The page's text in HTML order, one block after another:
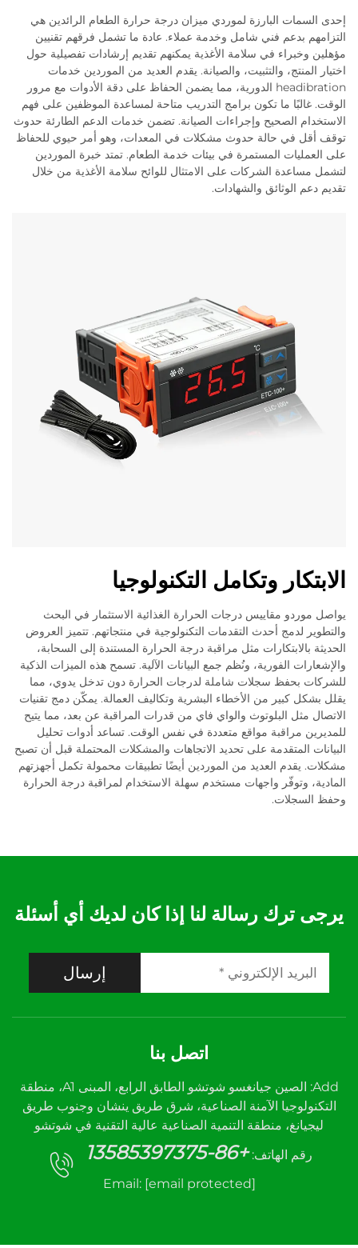
إحدى السمات البارزة لموردي ميزان درجة حرارة الطعام الرائدين هي
التزامهم بدعم فني شامل وخدمة عملاء. عادة ما تشمل فرقهم تقنيين
مؤهلين وخبراء في سلامة الأغذية يمكنهم تقديم إرشادات تفصيلية حول
اختيار المنتج، والتثبيت، والصيانة. يقدم العديد من الموردين خدمات
headibration الدورية، مما يضمن الحفاظ على دقة الأدوات مع مرور
الوقت. غالبًا ما تكون برامج التدريب متاحة لمساعدة الموظفين على فهم
الاستخدام الصحيح وإجراءات الصيانة. تضمن خدمات الدعم الطارئة حدوث
توقف أقل في حالة حدوث مشكلات في المعدات، وهو أمر حيوي للحفاظ
على العمليات المستمرة في بيئات خدمة الطعام. تمتد خبرة الموردين
لتشمل مساعدة الشركات على الامتثال للوائح سلامة الأغذية من خلال
تقديم دعم الوثائق والشهادات.
الابتكار وتكامل التكنولوجيا
يواصل موردو مقاييس درجات الحرارة الغذائية الاستثمار في البحث
والتطوير لدمج أحدث التقدمات التكنولوجية في منتجاتهم. تتميز العروض
الحديثة بالابتكارات مثل مراقبة درجة الحرارة المستندة إلى السحابة،
والإشعارات الفورية، ونُظم جمع البيانات الآلية. تسمح هذه الميزات الذكية
للشركات بحفظ سجلات شاملة لدرجات الحرارة دون تدخل يدوي، مما
يقلل بشكل كبير من الأخطاء البشرية وتكاليف العمالة. يمكّن دمج تقنيات
الاتصال مثل البلوتوث والواي فاي من قدرات المراقبة عن بعد، مما يتيح
للمديرين مراقبة مواقع متعددة في نفس الوقت. تساعد أدوات تحليل
البيانات المتقدمة على تحديد الاتجاهات والمشكلات المحتملة قبل أن تصبح
مشكلات. يقدم العديد من الموردين أيضًا تطبيقات محمولة تكمل أجهزتهم
المادية، وتوفّر واجهات مستخدم سهلة الاستخدام لمراقبة درجة الحرارة
وحفظ السجلات.
يرجى ترك رسالة لنا إذا كان لديك أي أسئلة
إرسال
اتصل بنا
Add: الصين جيانغسو شوتشو الطابق الرابع، المبنى A1، منطقة
التكنولوجيا الآمنة الصناعية، شرق طريق ينشان وجنوب طريق
ليجيانغ، منطقة التنمية الصناعية عالية التقنية في شوتشو
رقم الهاتف: +86-13585397375
Email: [email protected]